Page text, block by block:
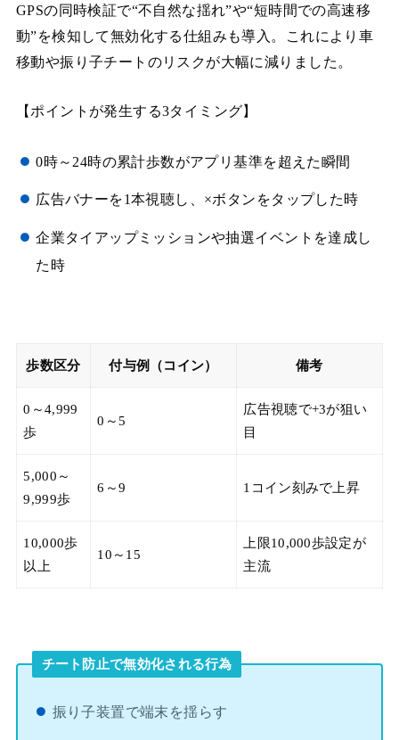
GPSの同時検証で“不自然な揺れ”や“短時間での高速移
動”を検知して無効化する仕組みも導入。これにより車
移動や振り子チートのリスクが大幅に減りました。
【ポイントが発生する3タイミング】
0時～24時の累計歩数がアプリ基準を超えた瞬間
広告バナーを1本視聴し、×ボタンをタップした時
企業タイアップミッションや抽選イベントを達成し
た時
歩数区分 付与例（コイン） 備考
0～4,999
歩
0～5
広告視聴で+3が狙い
目
5,000～
9,999歩
6～9 1コイン刻みで上昇
10,000歩
以上
10～15
上限10,000歩設定が
主流
チート防止で無効化される行為
振り子装置で端末を揺らす